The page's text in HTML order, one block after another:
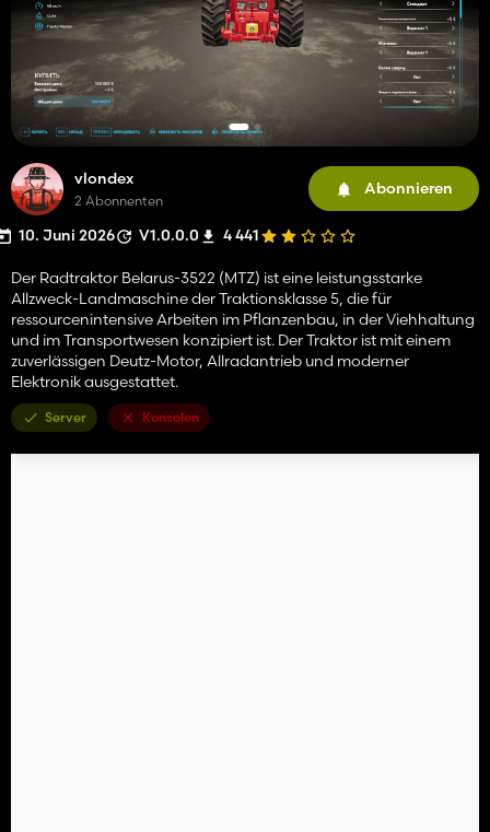
vlondex
2 Abonnenten
Abonnieren
10. Juni 2026 V1.0.0.0 4 441
Der Radtraktor Belarus-3522 (MTZ) ist eine leistungsstarke
Allzweck-Landmaschine der Traktionsklasse 5, die für
ressourcenintensive Arbeiten im Pflanzenbau, in der Viehhaltung
und im Transportwesen konzipiert ist. Der Traktor ist mit einem
zuverlässigen Deutz-Motor, Allradantrieb und moderner
Elektronik ausgestattet.
Server Konsolen